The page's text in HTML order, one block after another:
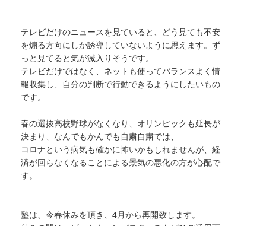
テレビだけのニュースを見ていると、どう見ても不安
を煽る方向にしか誘導していないように思えます。ず
っと見てると気が滅入りそうです。
テレビだけではなく、ネットも使ってバランスよく情
報収集し、自分の判断で行動できるようにしたいもの
です。
春の選抜高校野球がなくなり、オリンピックも延長が
決まり、なんでもかんでも自粛自粛では、
コロナという病気も確かに怖いかもしれませんが、経
済が回らなくなることによる景気の悪化の方が心配で
す。
塾は、今春休みを頂き、4月から再開致します。